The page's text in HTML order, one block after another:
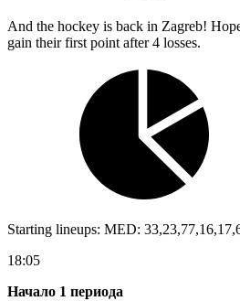
And the hockey is back in Zagreb!
gain their first point after 4 losses.
Starting lineups: MED:
18:05
Начало 1 периода